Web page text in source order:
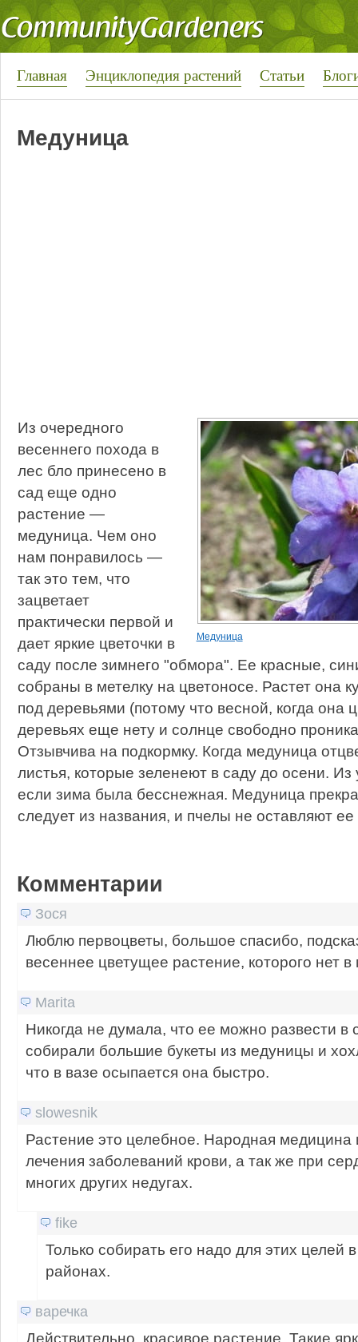
Главная Энциклопедия растений Статьи
Медуница
Медуница
Из очередного
весеннего похода в
лес бло принесено в
сад еще одно
растение —
медуница. Чем оно
нам понравилось —
так это тем, что
зацветает
практически первой и
дает яркие цветочки в
саду после зимнего "обмора". Ее красные,
собраны в метелку на цветоносе. Растет она
под деревьями (потому что весной, когда она
деревьях еще нету и солнце свободно
Отзывчива на подкормку. Когда медуница
листья, которые зеленеют в саду до осени.
если зима была бесснежная. Медуница
следует из названия, и пчелы не оставляют
Комментарии
Зося
Люблю первоцветы, большое спасибо,
весеннее цветущее растение, которого нет
Marita
Никогда не думала, что ее можно развести в
собирали большие букеты из медуницы и
что в вазе осыпается она быстро.
slowesnik
Растение это целебное. Народная медицина
лечения заболеваний крови, а так же при
многих других недугах.
fike
Только собирать его надо для этих целей
районах.
варечка
Действительно, красивое растение. Такие